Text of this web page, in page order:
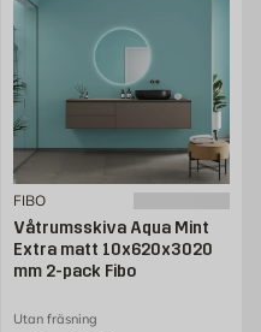
FIBO
Våtrumsskiva Aqua Mint
Extra matt 10x620x3020
mm 2-pack Fibo
Utan fräsning